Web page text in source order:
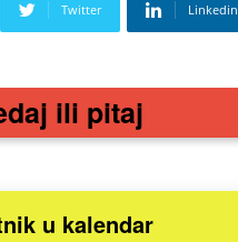
Twitter Linkedin
ili pitaj
u kalendar